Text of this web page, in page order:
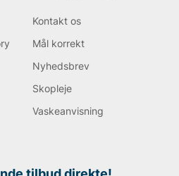
Kontakt os
Mål korrekt
Nyhedsbrev
Skopleje
Vaskeanvisning